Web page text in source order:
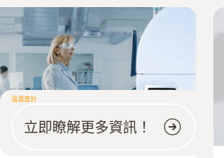
溫濕度計
立即瞭解更多資訊！